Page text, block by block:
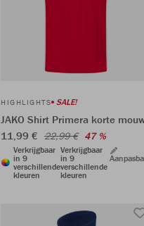
HIGHLIGHTS SALE!
JAKO Shirt Primera korte
11,99 € 22,99 € 47 %
Verkrijgbaar
in 9
verschillende
kleuren
Verkrijgbaar
in 9
verschillende
kleuren